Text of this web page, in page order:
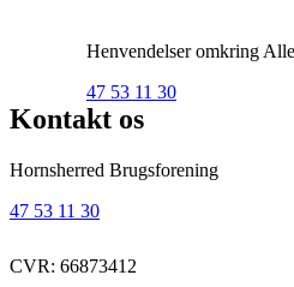
Henvendelser omkring
47 53 11 30
Kontakt os
Hornsherred Brugsforening
47 53 11 30
CVR: 66873412